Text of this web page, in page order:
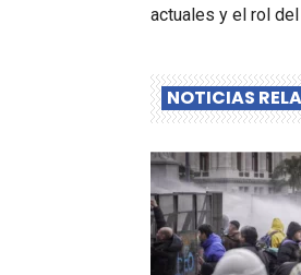
actuales y el rol
NOTICIAS